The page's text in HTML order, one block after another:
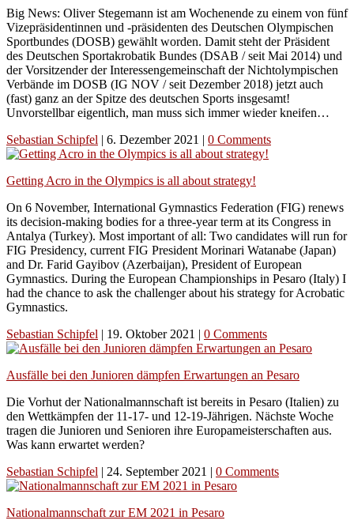
Big News: Oliver Stegemann ist am Wochenende zu einem von fünf
Vizepräsidentinnen und -präsidenten des Deutschen Olympischen
Sportbundes (DOSB) gewählt worden. Damit steht der Präsident
des Deutschen Sportakrobatik Bundes (DSAB / seit Mai 2014) und
der Vorsitzender der Interessengemeinschaft der Nichtolympischen
Verbände im DOSB (IG NOV / seit Dezember 2018) jetzt auch
(fast) ganz an der Spitze des deutschen Sports insgesamt!
Unvorstellbar eigentlich, man muss sich immer wieder kneifen…
Sebastian Schipfel | 6. Dezember 2021 | 0 Comments
Getting Acro in the Olympics is all about strategy!
On 6 November, International Gymnastics Federation (FIG) renews
its decision-making bodies for a three-year term at its Congress in
Antalya (Turkey). Most important of all: Two candidates will run for
FIG Presidency, current FIG President Morinari Watanabe (Japan)
and Dr. Farid Gayibov (Azerbaijan), President of European
Gymnastics. During the European Championships in Pesaro (Italy) I
had the chance to ask the challenger about his strategy for Acrobatic
Gymnastics.
Sebastian Schipfel | 19. Oktober 2021 | 0 Comments
Ausfälle bei den Junioren dämpfen Erwartungen an Pesaro
Die Vorhut der Nationalmannschaft ist bereits in Pesaro (Italien) zu
den Wettkämpfen der 11-17- und 12-19-Jährigen. Nächste Woche
tragen die Junioren und Senioren ihre Europameisterschaften aus.
Was kann erwartet werden?
Sebastian Schipfel | 24. September 2021 | 0 Comments
Nationalmannschaft zur EM 2021 in Pesaro